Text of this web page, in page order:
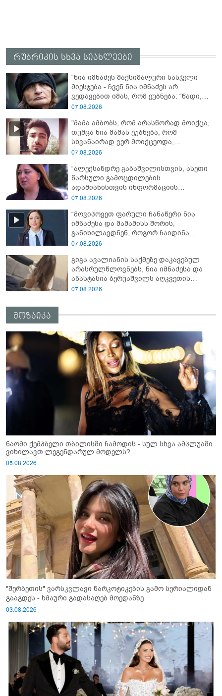
რუბრიკის სხვა სიახლეები
“ნია იმნაძეს მაქსიმალური სასჯელი
მიესჯება - ჩვენ ნია იმნაძეს არ
ვედავებით იმას, რომ ეუბნება: “წადი,
მოკალი“, ეს დაკვეთაა, ჩვენ ვამბობთ,
ავალიანის დედა
07.08.2026
"მამა ამბობს, რომ არასწორად მოიქცა,
თუმცა ნია მამას ეუბნება, რომ
სხვანაირად ვერ მოიქცეოდა,
თანამედროვე ეპოქაში სხვანაირად
დეტალებზე საუბრობს გიგა ავალიანის
საქმის პროკურორი?
07.08.2026
“ალექსანდრე გაბაშვილისთვის, ასეთი
წარსული გამოცდილების
ადამიანისთვის ინფორმაციის
მიწოდება, რომ მასწავლებელი
ფაქტობრივად, წაქეზება იყო” -
პროკურორი ნია იმნაძეზე
07.08.2026
“მოვიპოვეთ ფარული ჩანაწერი ნია
იმნაძესა და მამამისს შორის,
განიხილავდნენ, როგორ ჩაიდინა
გაბაშვილმა დანაშაული” - რას ამბობს
07.08.2026
გიგა ავალიანის საქმეზე დაკავებულ
არასრულწლოვნებს, ნია იმნაძესა და
ანასტასია ბერუაშვილს აღკვეთის
ღონისძიების სახით პატიმრობა
07.08.2026
მოზაიკა
ნაომი ქემპბელი თბილისში ჩამოდის - სულ სხვა ამპლუაში
ვიხილავთ ლეგენდარულ მოდელს?
05.08.2026
"შერბეთის" ვარსკვლავი ნარკოტიკების გამო სერიალიდან
გააგდეს - ხმაური გადასაღებ მოედანზე
03.08.2026